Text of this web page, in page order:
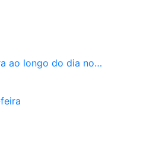
ao longo do dia no…